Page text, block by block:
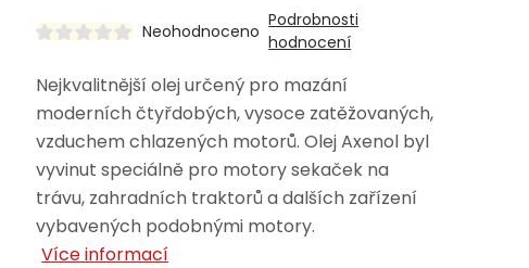
Neohodnoceno
Podrobnosti
hodnocení
Nejkvalitnější olej určený pro mazání
moderních čtyřdobých, vysoce zatěžovaných,
vzduchem chlazených motorů. Olej Axenol byl
vyvinut speciálně pro motory sekaček na
trávu, zahradních traktorů a dalších zařízení
vybavených podobnými motory.
Více informací